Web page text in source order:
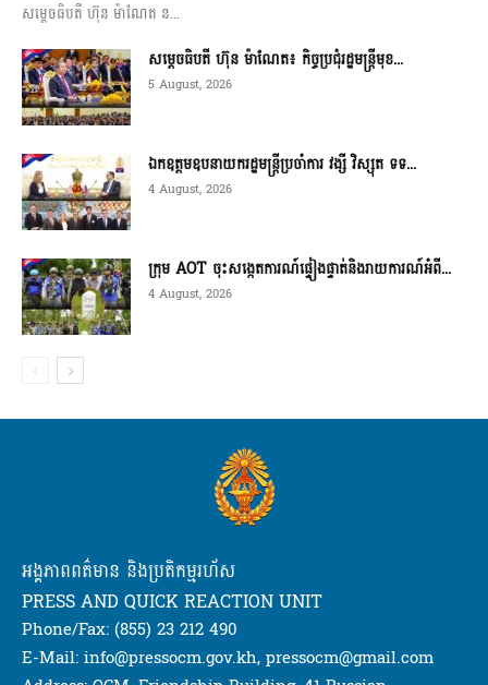
សម្ដេចធិបតី ហ៊ុន ម៉ាណែត ន...
សម្ដេចធិបតី ហ៊ុន ម៉ាណែត៖ កិច្ចប្រជុំរដ្ឋមន្ត្រីមុខ...
5 August, 2026
ឯកឧត្តមឧបនាយករដ្ឋមន្ត្រីប្រចាំការ វង្សី វិស្សុត ទទ...
4 August, 2026
ក្រុម AOT ចុះសង្កេតការណ៍ផ្ទៀងផ្ទាត់និងរាយការណ៍អំពី...
4 August, 2026
អង្គភាពពត៌មាន និងប្រតិកម្មរហ័ស
PRESS AND QUICK REACTION UNIT
Phone/Fax: (855) 23 212 490
E-Mail: info@pressocm.gov.kh, pressocm@gmail.com